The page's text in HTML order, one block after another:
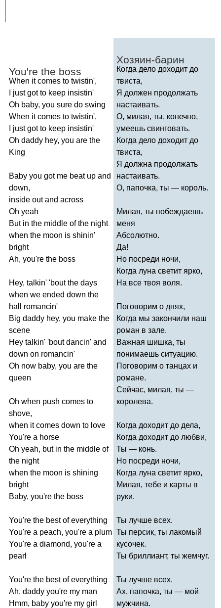
You're the boss
When it comes to twistin',
just got to keep insistin'
Oh baby, you sure do swing
When it comes to twistin',
just got to keep insistin'
Oh daddy hey, you are the
King
Baby you got me beat up and
down,
inside out and across
Oh yeah
But in the middle of the night
when the moon is shinin'
bright
Ah, you're the boss
Hey, talkin' 'bout the days
when we ended down the
hall
romancin'
Big daddy hey, you make the
scene
Hey talkin' 'bout dancin' and
down on romancin'
Oh now baby, you are the
queen
Oh when push comes to
shove,
when it comes down to love
You're a horse
Oh yeah, but in the middle of
the night
when the moon is shining
bright
Baby, you're the boss
You're the best of everything
You're a peach, you're a plum
You're a diamond, you're a
pearl
You're the best of everything
Ah, daddy you're my man
Hmm, baby you're my girl
Хозяин-барин
Когда дело доходит до
твиста,
Я должен продолжать
настаивать.
О, милая, ты, конечно,
умеешь свинговать.
Когда дело доходит до
твиста,
Я должна продолжать
настаивать.
О, папочка, ты — король.
Милая, ты побеждаешь
меня
Абсолютно.
Да!
Но посреди ночи,
Когда луна светит ярко,
На все твоя воля.
Поговорим о днях,
Когда мы закончили наш
роман в зале.
Важная шишка, ты
понимаешь ситуацию.
Поговорим о танцах и
романе.
Сейчас, милая, ты —
королева.
Когда доходит до дела,
Когда доходит до любви,
Ты — конь.
Но посреди ночи,
Когда луна светит ярко,
Милая, тебе и карты в
руки.
Ты лучше всех.
Ты персик, ты лакомый
кусочек.
Ты бриллиант, ты жемчуг.
Ты лучше всех.
Ах, папочка, ты — мой
мужчина.